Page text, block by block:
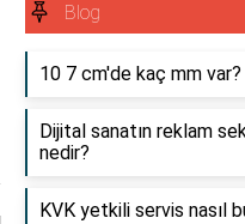
Blog
10 7 cm'de kaç mm var?
Dijital sanatın reklam
nedir?
KVK yetkili servis nasıl